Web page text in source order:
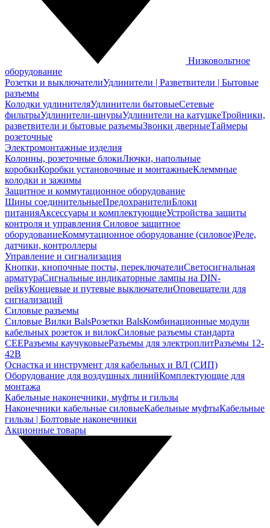
Низковольтное
оборудование
Розетки и выключателиУдлинители | Разветвители | Бытовые
разъемы
Колодки удлинителяУдлинители бытовыеСетевые
фильтрыУдлинители-шнурыУдлинители на катушкеТройники,
разветвители и бытовые разъемыЗвонки дверныеТаймеры
розеточные
Электромонтажные изделия
Колонны, розеточные блокиЛючки, напольные
коробкиКоробки установочные и монтажныеКлеммные
колодки и зажимы
Защитное и коммутационное оборудование
Шины соединительныеПредохранителиБлоки
питанияАксессуары и комплектующиеУстройства защиты
контроля и управления Силовое защитное
оборудованиеКоммутационное оборудование (силовое)Реле,
датчики, контроллеры
Управление и сигнализация
Кнопки, кнопочные посты, переключателиСветосигнальная
арматураСигнальные индикаторные лампы на DIN-
рейкуКонцевые и путевые выключателиОповещатели для
сигнализаций
Силовые разъемы
Силовые Вилки BalsРозетки BalsКомбинационные модули
кабельных розеток и вилокСиловые разъемы стандарта
CEEРазъемы каучуковыеРазъемы для электроплитРазъемы 12-
42В
Оснастка и инструмент для кабельных и ВЛ (СИП)
Оборудование для воздушных линийКомплектующие для
монтажа
Кабельные наконечники, муфты и гильзы
Наконечники кабельные силовыеКабельные муфтыКабельные
гильзы | Болтовые наконечники
Акционные товары